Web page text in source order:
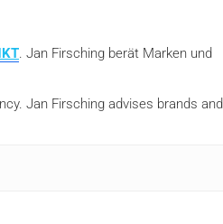
. Jan Firsching berät Marken und
Jan Firsching advises brands and